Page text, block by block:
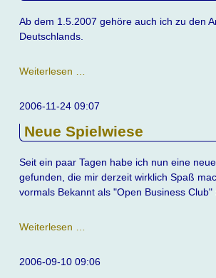
Ab dem 1.5.2007 gehöre auch ich zu den
Deutschlands.
Weiterlesen …
2006-11-24 09:07
Neue Spielwiese
Seit ein paar Tagen habe ich nun eine
gefunden, die mir derzeit wirklich Spaß
vormals Bekannt als "Open Business Club"
Weiterlesen …
2006-09-10 09:06